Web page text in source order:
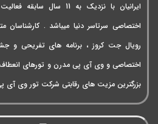
ایرانیان با نزدیک به 11
اختصاصی سرتاسر دنیا میباشد .
رویال جت کروز ، برنامه های تفریحی و
اختصاصی و وی آی پی مدرن و تورهای انعطاف
بزرگترین مزیت های رقابتی شرکت تور وی آی